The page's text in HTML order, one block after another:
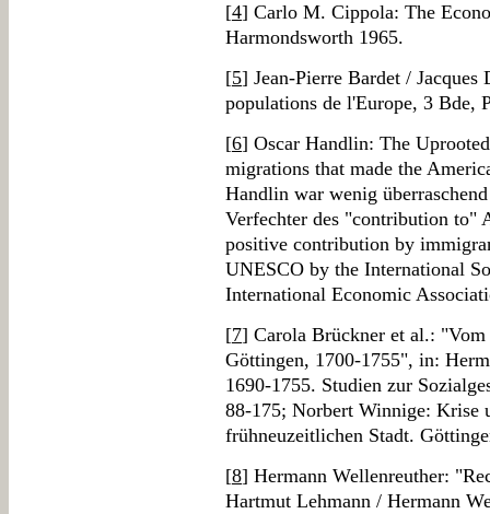
[4] Carlo M. Cippola: The
Harmondsworth 1965.
[5] Jean-Pierre Bardet /
populations de l'Europe, 3 Bde,
[6] Oscar Handlin: The
migrations that made the
Handlin war wenig
Verfechter des "contribution to"
positive contribution by
UNESCO by the International
International Economic
[7] Carola Brückner et al.:
Göttingen, 1700-1755", in:
1690-1755. Studien zur
88-175; Norbert Winnige: Krise
frühneuzeitlichen Stadt.
[8] Hermann Wellenreuther:
Hartmut Lehmann / Hermann